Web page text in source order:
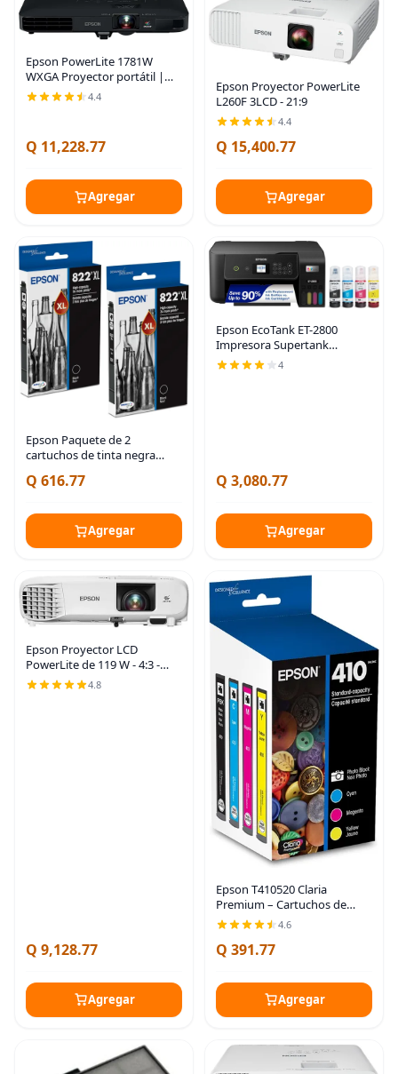
Epson PowerLite 1781W
WXGA Proyector portátil |
Proyector inalámbrico de 3
4.4
Q 11,228.77
Agregar
Epson Proyector PowerLite
L260F 3LCD - 21:9
4.4
Q 15,400.77
Agregar
Epson Paquete de 2
cartuchos de tinta negra
3820, WF-3823, WF-4820, WF-
Q 616.77
Agregar
Epson EcoTank ET-2800
Impresora Supertank
inalámbrica a color todo en
uno sin cartuchos con
4
Q 3,080.77
Agregar
Epson Proyector LCD
PowerLite de 119 W - 4:3 -
Montaje en techo
4.8
Q 9,128.77
Agregar
Epson T410520 Claria
Premium – Cartuchos de
tinta para impresoras, varios
colores por paquete
4.6
Q 391.77
Agregar